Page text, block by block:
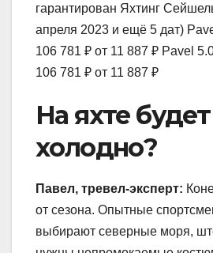
гарантирован Яхтинг
апреля 2023 и ещё 5 дат)
106 781 ₽ от 11 887 ₽ Pavel
106 781 ₽ от 11 887 ₽
На яхте будет
холодно?
Павел, тревел-эксперт:
от сезона. Опытные
выбирают северные моря,